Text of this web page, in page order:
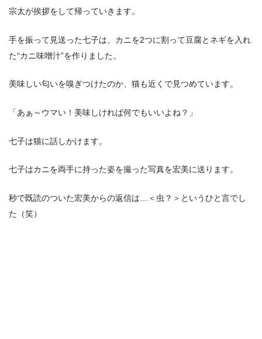
宗太が挨拶をして帰っていきます。
手を振って見送った七子は、カニを2つに割って豆腐とネギを入れ
た“カニ味噌汁”を作りました。
美味しい匂いを嗅ぎつけたのか、猫も近くで見つめています。
「あぁ～ウマい！美味しければ何でもいいよね？」
七子は猫に話しかけます。
七子はカニを両手に持った姿を撮った写真を宏美に送ります。
秒で既読のついた宏美からの返信は…＜虫？＞というひと言でし
た（笑）